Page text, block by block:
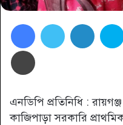
Facebook
Twitter
প্রিন্ট
এনডিপি প্রতিনিধি :
কাজিপাড়া সরকারি